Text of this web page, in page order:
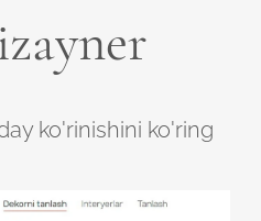
ko'rinishini ko'ring